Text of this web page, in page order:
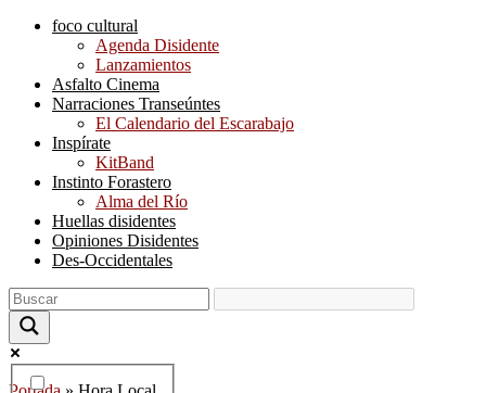
foco cultural
Agenda Disidente
Lanzamientos
Asfalto Cinema
Narraciones Transeúntes
El Calendario del Escarabajo
Inspírate
KitBand
Instinto Forastero
Alma del Río
Huellas disidentes
Opiniones Disidentes
Des-Occidentales